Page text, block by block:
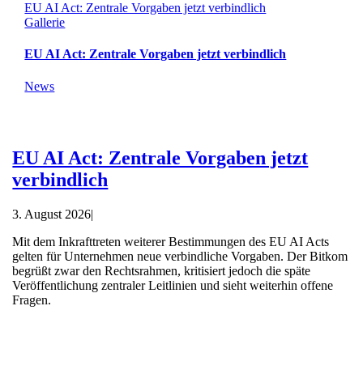
EU AI Act: Zentrale Vorgaben jetzt verbindlich
Gallerie
EU AI Act: Zentrale Vorgaben jetzt verbindlich
News
EU AI Act: Zentrale Vorgaben jetzt
verbindlich
3. August 2026|
Mit dem Inkrafttreten weiterer Bestimmungen des EU AI Acts
gelten für Unternehmen neue verbindliche Vorgaben. Der Bitkom
begrüßt zwar den Rechtsrahmen, kritisiert jedoch die späte
Veröffentlichung zentraler Leitlinien und sieht weiterhin offene
Fragen.